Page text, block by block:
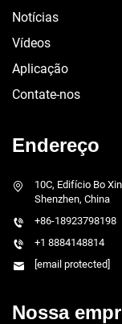
Notícias
Vídeos
Aplicação
Contate-nos
Endereço
10C, Edifício Bo
Shenzhen, China
+86-18923798198
+1 8884148814
[email protected]
Nossa